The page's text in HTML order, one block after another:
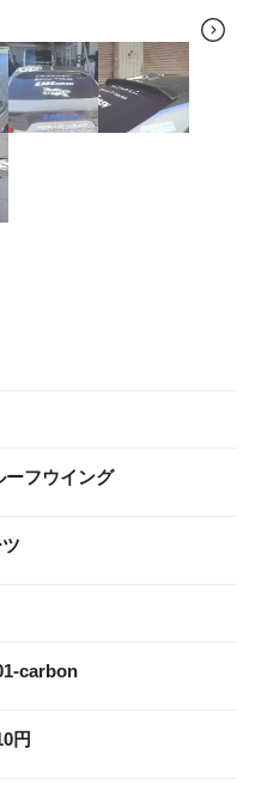
ーフウイング
carbon
円